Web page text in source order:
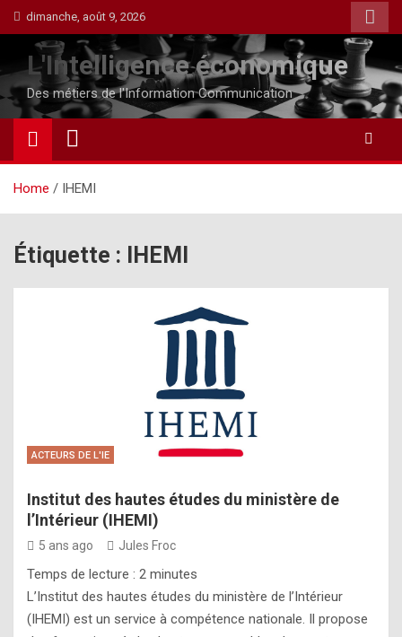
Skip
to
content
dimanche, août 9, 2026
L'Intelligence économique
Des métiers de l'Information Communication
Home IHEMI
Étiquette : IHEMI
ACTEURS DE L'IE
Institut des hautes études du ministère de
l’Intérieur (IHEMI)
5 ans ago Jules Froc
Temps de lecture : 2 minutes
L’Institut des hautes études du ministère de l’Intérieur
(IHEMI) est un service à compétence nationale. Il propose